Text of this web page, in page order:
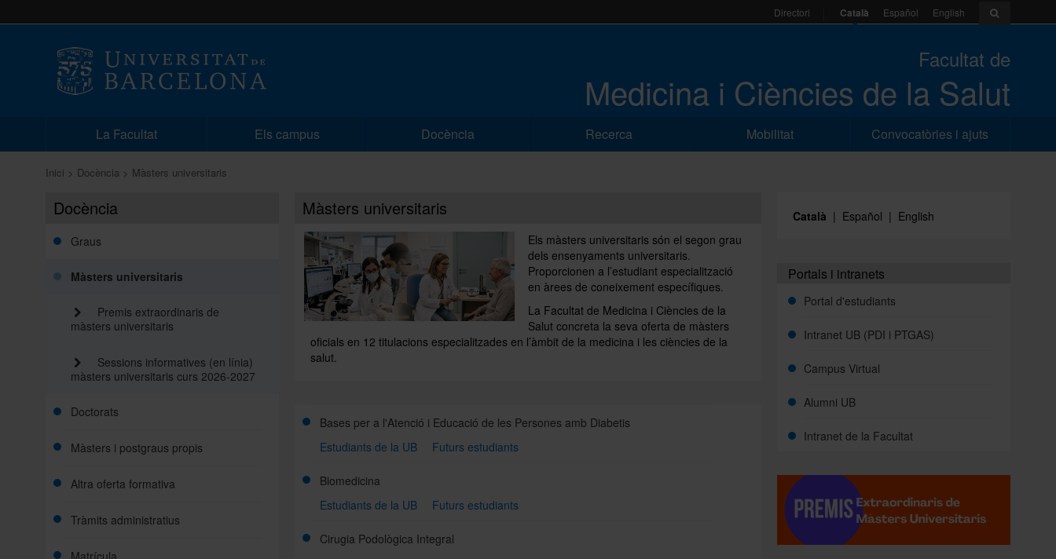
Directori Català Español English
Facultat de
Medicina i Ciències de la Salut
La Facultat Els campus Docència Recerca Mobilitat Convocatòries i ajuts
Inici Docència Màsters universitaris
Docència
Graus
Màsters universitaris
Premis extraordinaris de
màsters universitaris
Sessions informatives (en línia)
màsters universitaris curs 2026-2027
Doctorats
Màsters i postgraus propis
Altra oferta formativa
Tràmits administratius
Matrícula
Màsters universitaris
Els màsters universitaris són el segon grau
dels ensenyaments universitaris.
Proporcionen a l’estudiant especialització
en àrees de coneixement específiques.
La Facultat de Medicina i Ciències de la
Salut concreta la seva oferta de màsters
oficials en 12 titulacions especialitzades en l’àmbit de la medicina i les ciències de la
salut.
Bases per a l'Atenció i Educació de les Persones amb Diabetis
Estudiants de la UB
Futurs estudiants
Biomedicina
Estudiants de la UB
Futurs estudiants
Cirugia Podològica Integral
Català | Español | English
Portals i intranets
Portal d'estudiants
Intranet UB (PDI i PTGAS)
Campus Virtual
Alumni UB
Intranet de la Facultat